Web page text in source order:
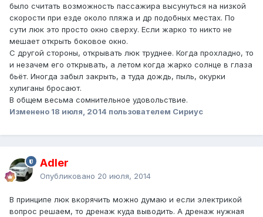
было считать возможность пассажира высунуться на низкой
скорости при езде около пляжа и др подобных местах. По
сути люк это просто окно сверху. Если жарко то никто не
мешает открыть боковое окно.
С другой стороны, открывать люк труднее. Когда прохладно, то
и незачем его открывать, а летом когда жарко солнце в глаза
бьёт. Иногда забыл закрыть, а туда дождь, пыль, окурки
хулиганы бросают.
В общем весьма сомнительное удовольствие.
Изменено 18 июля, 2014 пользователем Сириус
Adler
Опубликовано 20 июля, 2014
В принципе люк вкорячить можно думаю и если электрикой
вопрос решаем, то дренаж куда выводить. А дренаж нужная